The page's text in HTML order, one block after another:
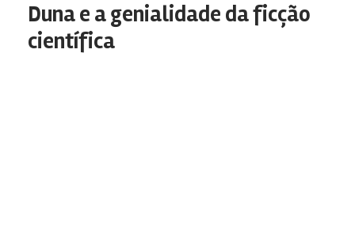
Duna e a genialidade da ficção
científica